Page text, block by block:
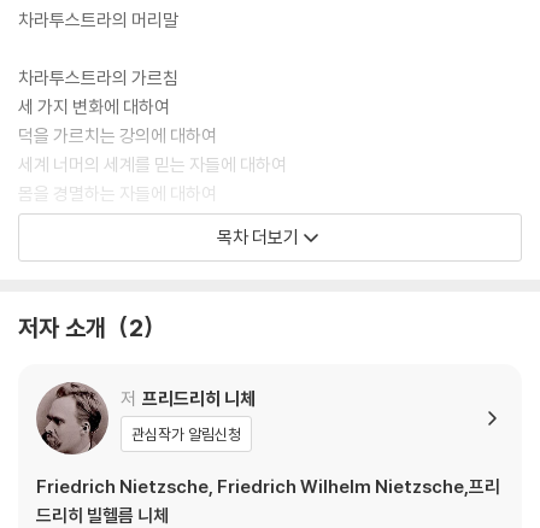
차라투스트라의 머리말
차라투스트라의 가르침
세 가지 변화에 대하여
덕을 가르치는 강의에 대하여
세계 너머의 세계를 믿는 자들에 대하여
몸을 경멸하는 자들에 대하여
환희와 열정에 대하여
전쟁과 전사들에 대하여
순결에 대하여
벗에 대하여
천 개의 목표와 하나의 목표에 대하여
이웃 사랑에 대하여
창조하는 자의 길에 대하여
목차 더보기
저자 소개 2
저 프리드리히 니체
관심작가 알림신청
Friedrich Nietzsche, Friedrich Wilhelm Nietzsche,프리
드리히 빌헬름 니체